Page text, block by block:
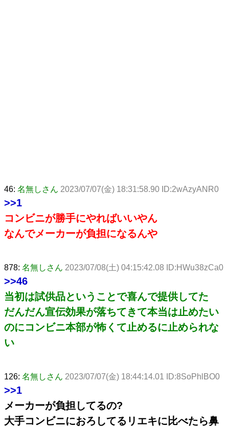
46: 名無しさん 2023/07/07(金) 18:31:58.90 ID:2wAzyANR0
>>1
コンビニが勝手にやればいいやん
なんでメーカーが負担になるんや
878: 名無しさん 2023/07/08(土) 04:15:42.08 ID:HWu38zCa0
>>46
当初は試供品ということで喜んで提供してた
だんだん宣伝効果が落ちてきて本当は止めたい
のにコンビニ本部が怖くて止めるに止められな
い
126: 名無しさん 2023/07/07(金) 18:44:14.01 ID:8SoPhlBO0
>>1
メーカーが負担してるの?
大手コンビニにおろしてるリエキに比べたら鼻